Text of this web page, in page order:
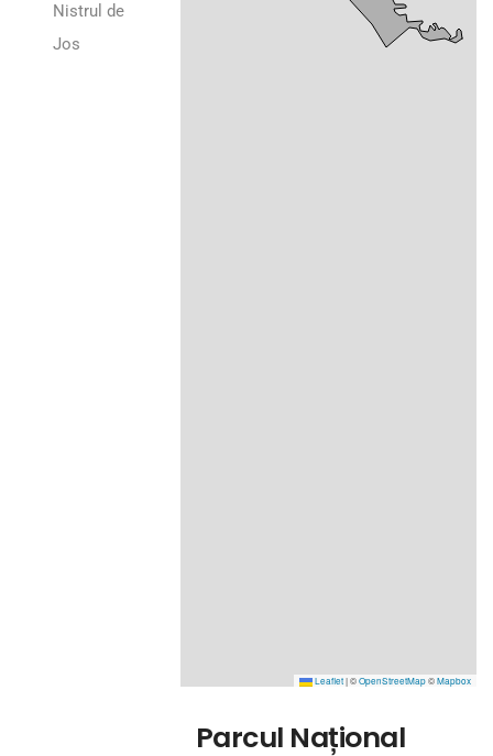
Nistrul de
Jos
Leaflet|©OpenStreetMap©Mapbox
Parcul Național